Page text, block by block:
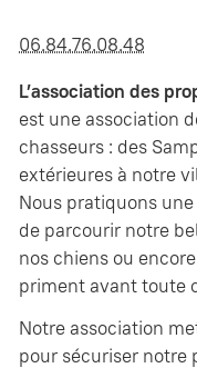
06.84.76.08.48
L’association des
est une association
chasseurs : des
extérieures à notre
Nous pratiquons
de parcourir notre
nos chiens ou
priment avant toute
Notre association
pour sécuriser notre